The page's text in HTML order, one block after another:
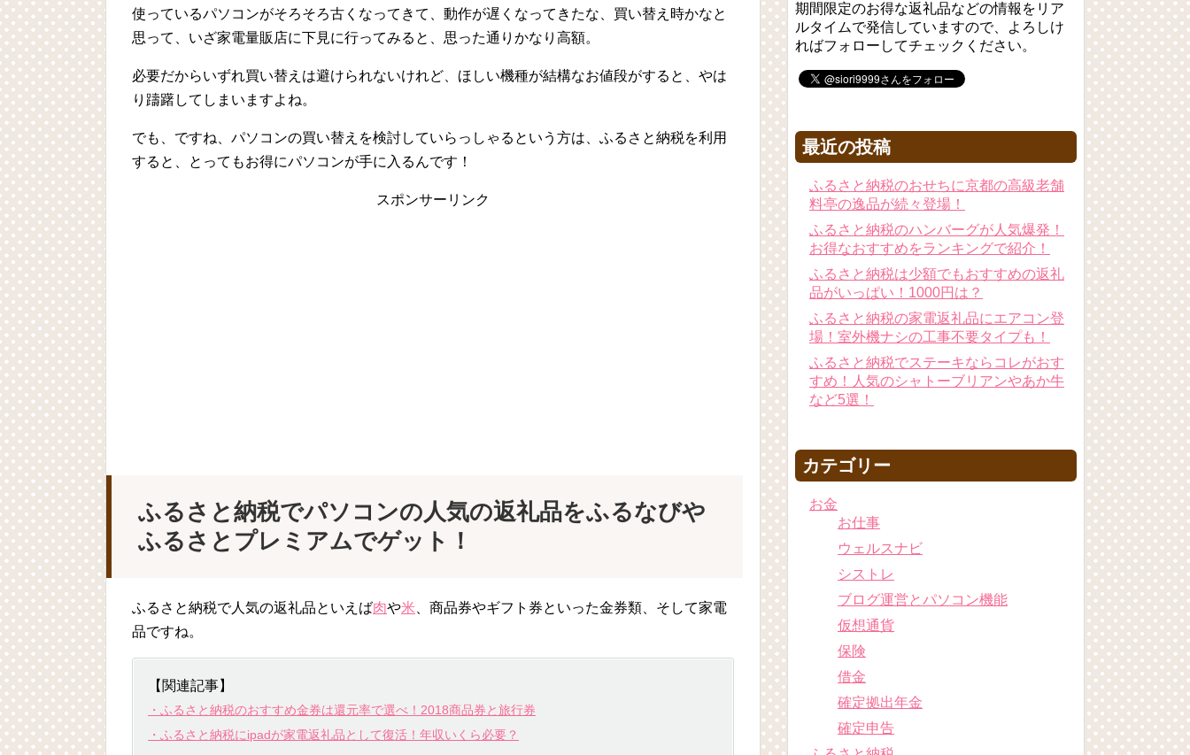
使っているパソコンがそろそろ古くなってきて、動作が遅くなってきたな、買い替え時かなと
思って、いざ家電量販店に下見に行ってみると、思った通りかなり高額。
必要だからいずれ買い替えは避けられないけれど、ほしい機種が結構なお値段がすると、やは
り躊躇してしまいますよね。
でも、ですね、パソコンの買い替えを検討していらっしゃるという方は、ふるさと納税を利用
すると、とってもお得にパソコンが手に入るんです！
スポンサーリンク
ふるさと納税でパソコンの人気の返礼品をふるなびや
ふるさとプレミアムでゲット！
ふるさと納税で人気の返礼品といえば肉や米 、商品券やギフト券といった金券類、そして家電
品ですね。
【関連記事】
・ふるさと納税のおすすめ金券は還元率で選べ！2018商品券と旅行券
・ふるさと納税にipadが家電返礼品として復活！年収いくら必要？
期間限定のお得な返礼品などの情報をリア
ルタイムで発信していますので、よろしけ
ればフォローしてチェックください。
最近の投稿
ふるさと納税のおせちに京都の高級老舗
料亭の逸品が続々登場！
ふるさと納税のハンバーグが人気爆発！
お得なおすすめをランキングで紹介！
ふるさと納税は少額でもおすすめの返礼
品がいっぱい！1000円は？
ふるさと納税の家電返礼品にエアコン登
場！室外機ナシの工事不要タイプも！
ふるさと納税でステーキならコレがおす
すめ！人気のシャトーブリアンやあか牛
など5選！
カテゴリー
お金
お仕事
ウェルスナビ
シストレ
ブログ運営とパソコン機能
仮想通貨
保険
借金
確定拠出年金
確定申告